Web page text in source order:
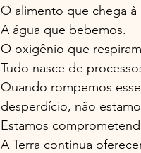
O alimento que chega à
A água que bebemos.
O oxigênio que
Tudo nasce de
Quando rompemos
desperdício, não
Estamos
A Terra continua